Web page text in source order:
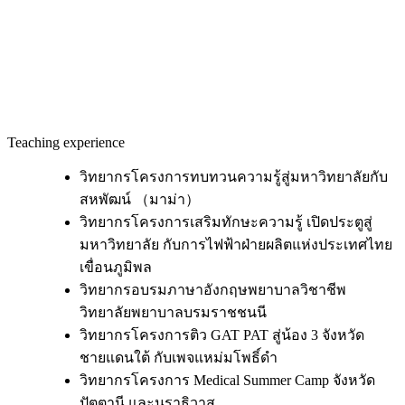
Teaching experience
วิทยากรโครงการทบทวนความรู้สู่มหาวิทยาลัยกับ
สหพัฒน์ （มาม่า）
วิทยากรโครงการเสริมทักษะความรู้ เปิดประตูสู่
มหาวิทยาลัย กับการไฟฟ้าฝ่ายผลิตแห่งประเทศไทย
เขื่อนภูมิพล
วิทยากรอบรมภาษาอังกฤษพยาบาลวิชาชีพ
วิทยาลัยพยาบาลบรมราชชนนี
วิทยากรโครงการติว GAT PAT สู่น้อง 3 จังหวัด
ชายแดนใต้ กับเพจแหม่มโพธิ์ดำ
วิทยากรโครงการ Medical Summer Camp จังหวัด